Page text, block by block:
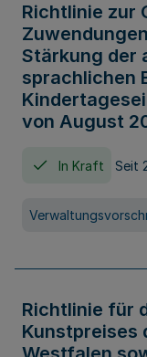
Richtlinie zur
Stärkung der
sprachlichen
von August
In Kraft Seit
Richtlinie für
Kunstpreises